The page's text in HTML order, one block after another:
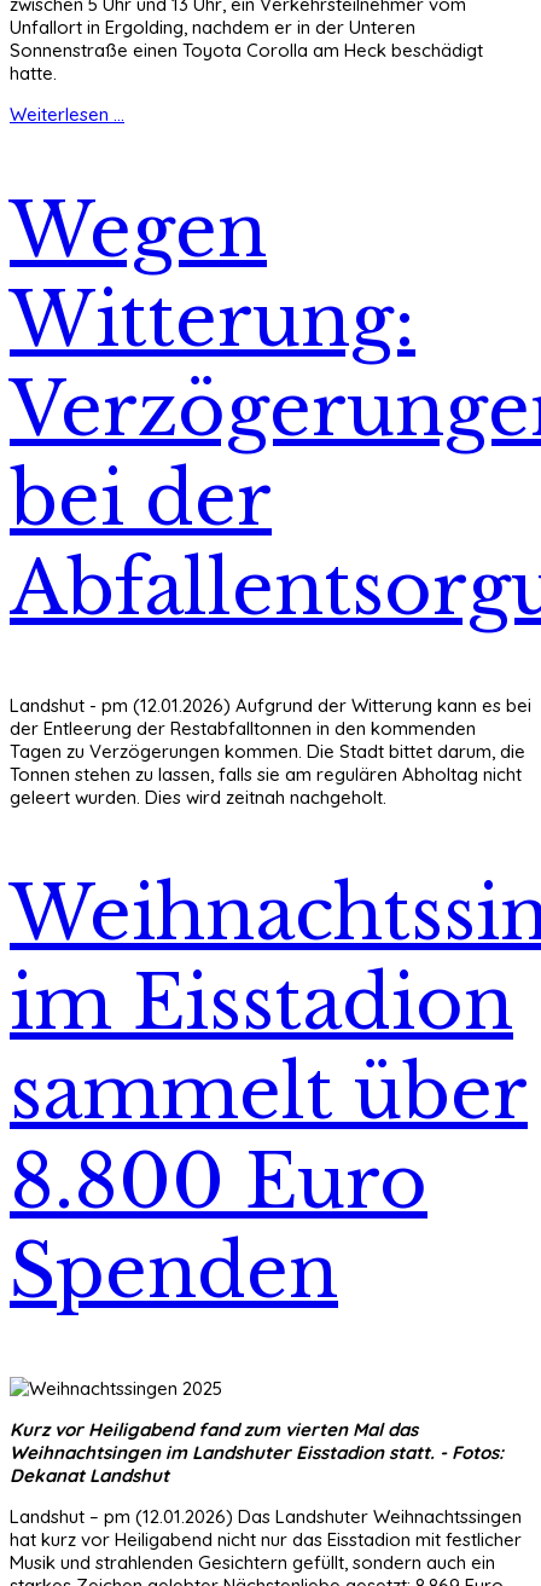
zwischen 5 Uhr und 13 Uhr, ein Verkehrsteilnehmer vom
Unfallort in Ergolding, nachdem er in der Unteren
Sonnenstraße einen Toyota Corolla am Heck beschädigt
hatte.
Weiterlesen ...
Wegen
Witterung:
bei der
Landshut - pm (12.01.2026) Aufgrund der Witterung kann es bei
der Entleerung der Restabfalltonnen in den kommenden
Tagen zu Verzögerungen kommen. Die Stadt bittet darum, die
Tonnen stehen zu lassen, falls sie am regulären Abholtag nicht
geleert wurden. Dies wird zeitnah nachgeholt.
im Eisstadion
sammelt über
8.800 Euro
Spenden
Kurz vor Heiligabend fand zum vierten Mal das
Weihnachtsingen im Landshuter Eisstadion statt. - Fotos:
Dekanat Landshut
Landshut – pm (12.01.2026) Das Landshuter Weihnachtssingen
hat kurz vor Heiligabend nicht nur das Eisstadion mit festlicher
Musik und strahlenden Gesichtern gefüllt, sondern auch ein